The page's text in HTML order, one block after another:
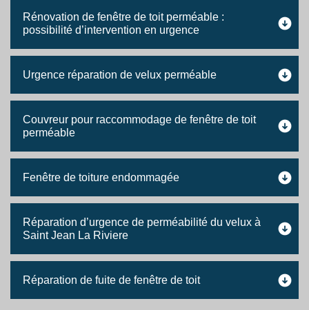
Rénovation de fenêtre de toit perméable :
possibilité d’intervention en urgence
Urgence réparation de velux perméable
Couvreur pour raccommodage de fenêtre de toit
perméable
Fenêtre de toiture endommagée
Réparation d’urgence de perméabilité du velux à
Saint Jean La Riviere
Réparation de fuite de fenêtre de toit